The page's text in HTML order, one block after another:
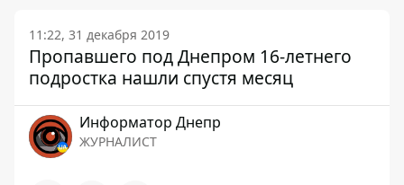
11:22, 31 декабря 2019
Пропавшего под Днепром 16-летнего
подростка нашли спустя месяц
Информатор Днепр
ЖУРНАЛИСТ